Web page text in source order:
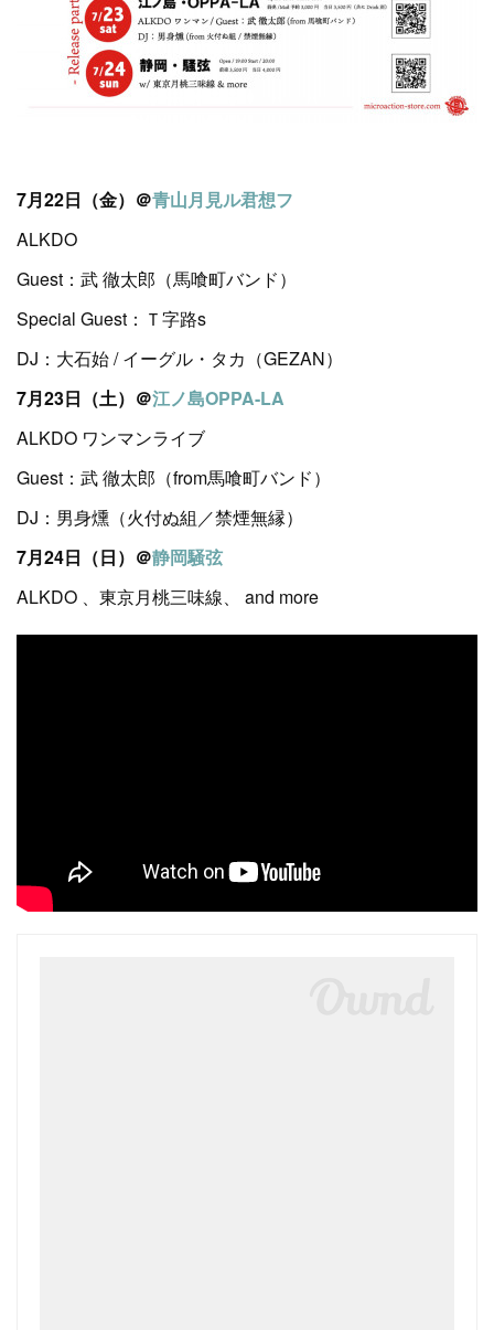
7月22日（金）＠青山月見ル君想フ
ALKDO
Guest：武 徹太郎（馬喰町バンド）
Special Guest：Ｔ字路s
DJ：大石始 / イーグル・タカ（GEZAN）
7月23日（土）＠江ノ島OPPA-LA
ALKDO ワンマンライブ
Guest：武 徹太郎（from馬喰町バンド）
DJ：男身燻（火付ぬ組／禁煙無縁）
7月24日（日）＠静岡騒弦
ALKDO 、東京月桃三味線、 and more